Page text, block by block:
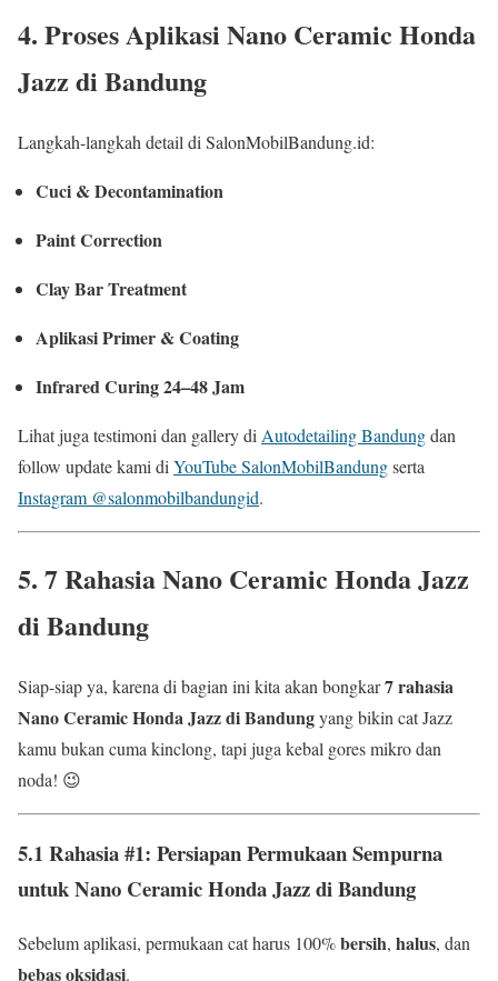
4. Proses Aplikasi Nano Ceramic Honda
Jazz di Bandung
Langkah-langkah detail di SalonMobilBandung.id:
Cuci & Decontamination
Paint Correction
Clay Bar Treatment
Aplikasi Primer & Coating
Infrared Curing 24–48 Jam
Lihat juga testimoni dan gallery di Autodetailing Bandungdan
follow update kami di YouTube SalonMobilBandungserta
Instagram @salonmobilbandungid.
5. 7 RahasiaNano Ceramic Honda Jazz
di Bandung
Siap-siap ya, karena di bagian ini kita akan bongkar7 rahasia
Nano Ceramic Honda Jazz di Bandungyang bikin cat Jazz
kamu bukan cuma kinclong, tapi juga kebal gores mikro dan
noda! 😉
5.1 Rahasia #1: Persiapan Permukaan Sempurna
untuk Nano Ceramic Honda Jazz di Bandung
Sebelum aplikasi, permukaan cat harus 100%bersih, halus, dan
bebas oksidasi.